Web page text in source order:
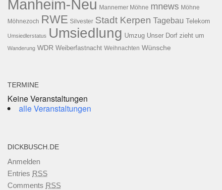
Manheim-Neu Mannemer Möhne mnews Möhne
Möhnezoch RWE Silvester Stadt Kerpen Tagebau Telekom
Umsiedlerstatus Umsiedlung Umzug Unser Dorf zieht um
Wanderung WDR Weiberfastnacht Weihnachten Wünsche
TERMINE
Keine Veranstaltungen
alle Veranstaltungen
DICKBUSCH.DE
Anmelden
Entries RSS
Comments RSS